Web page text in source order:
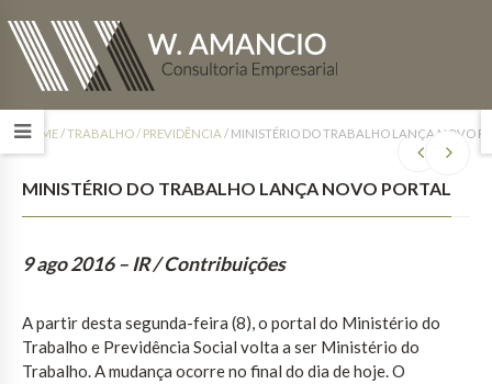
HOME/TRABALHO / PREVIDÊNCIA / MINISTÉRIO DO TRABALHO LANÇA NOVO
MINISTÉRIO DO TRABALHO LANÇA NOVO PORTAL
9 ago 2016 – IR / Contribuições
A partir desta segunda-feira (8), o portal do Ministério do
Trabalho e Previdência Social volta a ser Ministério do
Trabalho. A mudança ocorre no final do dia de hoje. O